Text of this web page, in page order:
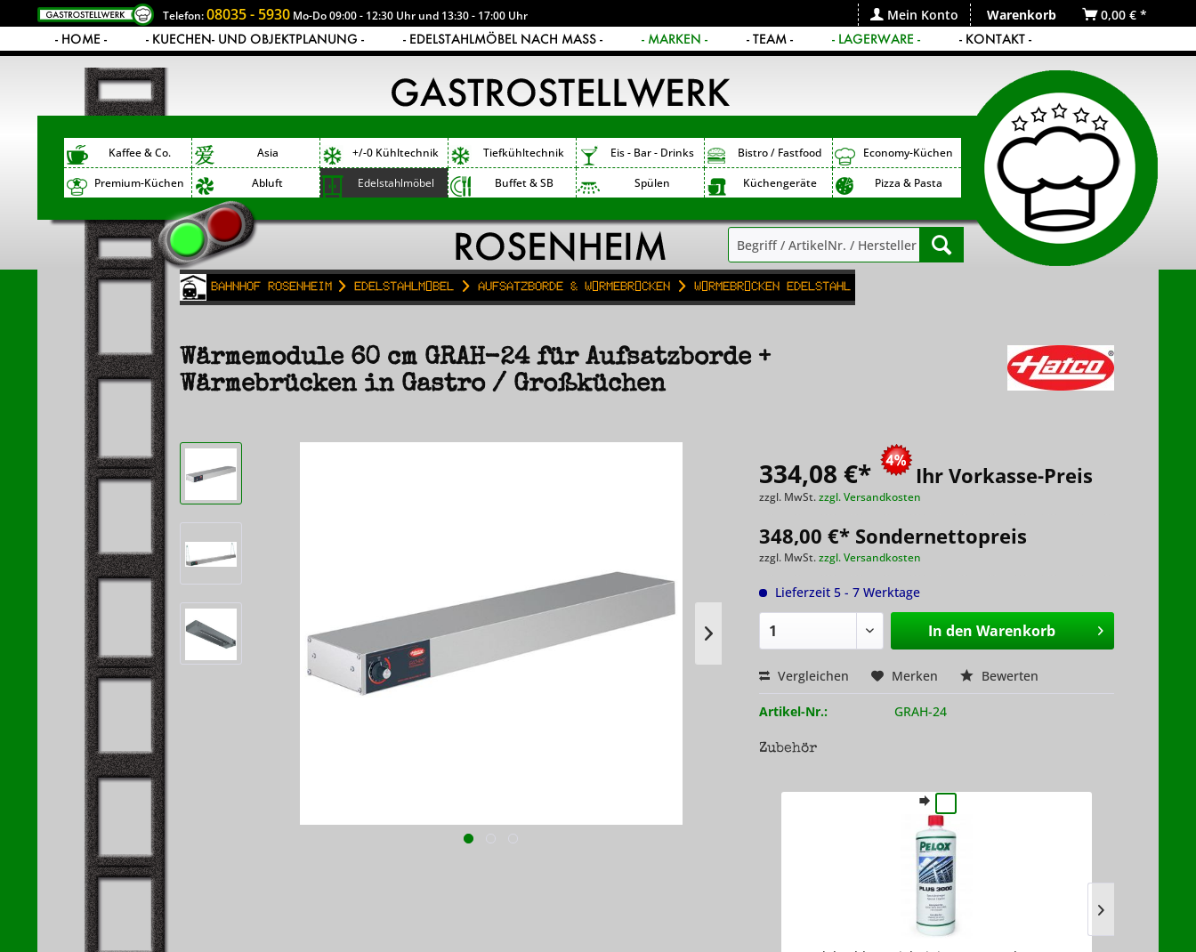
Telefon:08035 - 5930 Mo-Do 09:00 - 12:30 Uhr und 13:30 - 17:00 Uhr Mein Konto Warenkorb
0,00 € *
- HOME -
- KUECHEN- UND OBJEKTPLANUNG - - EDELSTAHLMÖBEL NACH MASS - - MARKEN - - TEAM - - LAGERWARE - - KONTAKT -
Kaffee & Co. Asia +/-0 Kühltechnik Tiefkühltechnik Eis - Bar - Drinks Bistro / Fastfood
Economy-Küchen
Premium-Küchen
Abluft Edelstahlmöbel Buffet & SB Spülen Küchengeräte Pizza & Pasta
Bahnhof Rosenheim Edelstahlmöbel Aufsatzborde & Wärmebrücken Wärmebrücken Edelstahl
Wärmemodule 60 cm GRAH-24 für Aufsatzborde +
Wärmebrücken in Gastro / Großküchen
334,08 €* Ihr Vorkasse-Preis
zzgl. MwSt.zzgl. Versandkosten
348,00 €* Sondernettopreis
zzgl. MwSt.zzgl. Versandkosten
Lieferzeit 5 - 7 Werktage
In den Warenkorb
Vergleichen Merken Bewerten
Artikel-Nr.: GRAH-24
Zubehör